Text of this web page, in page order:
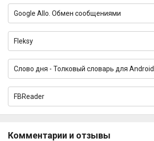
Google Allo. Обмен сообщениями
Fleksy
Слово дня - Толковый словарь для Android
FBReader
Комментарии и отзывы